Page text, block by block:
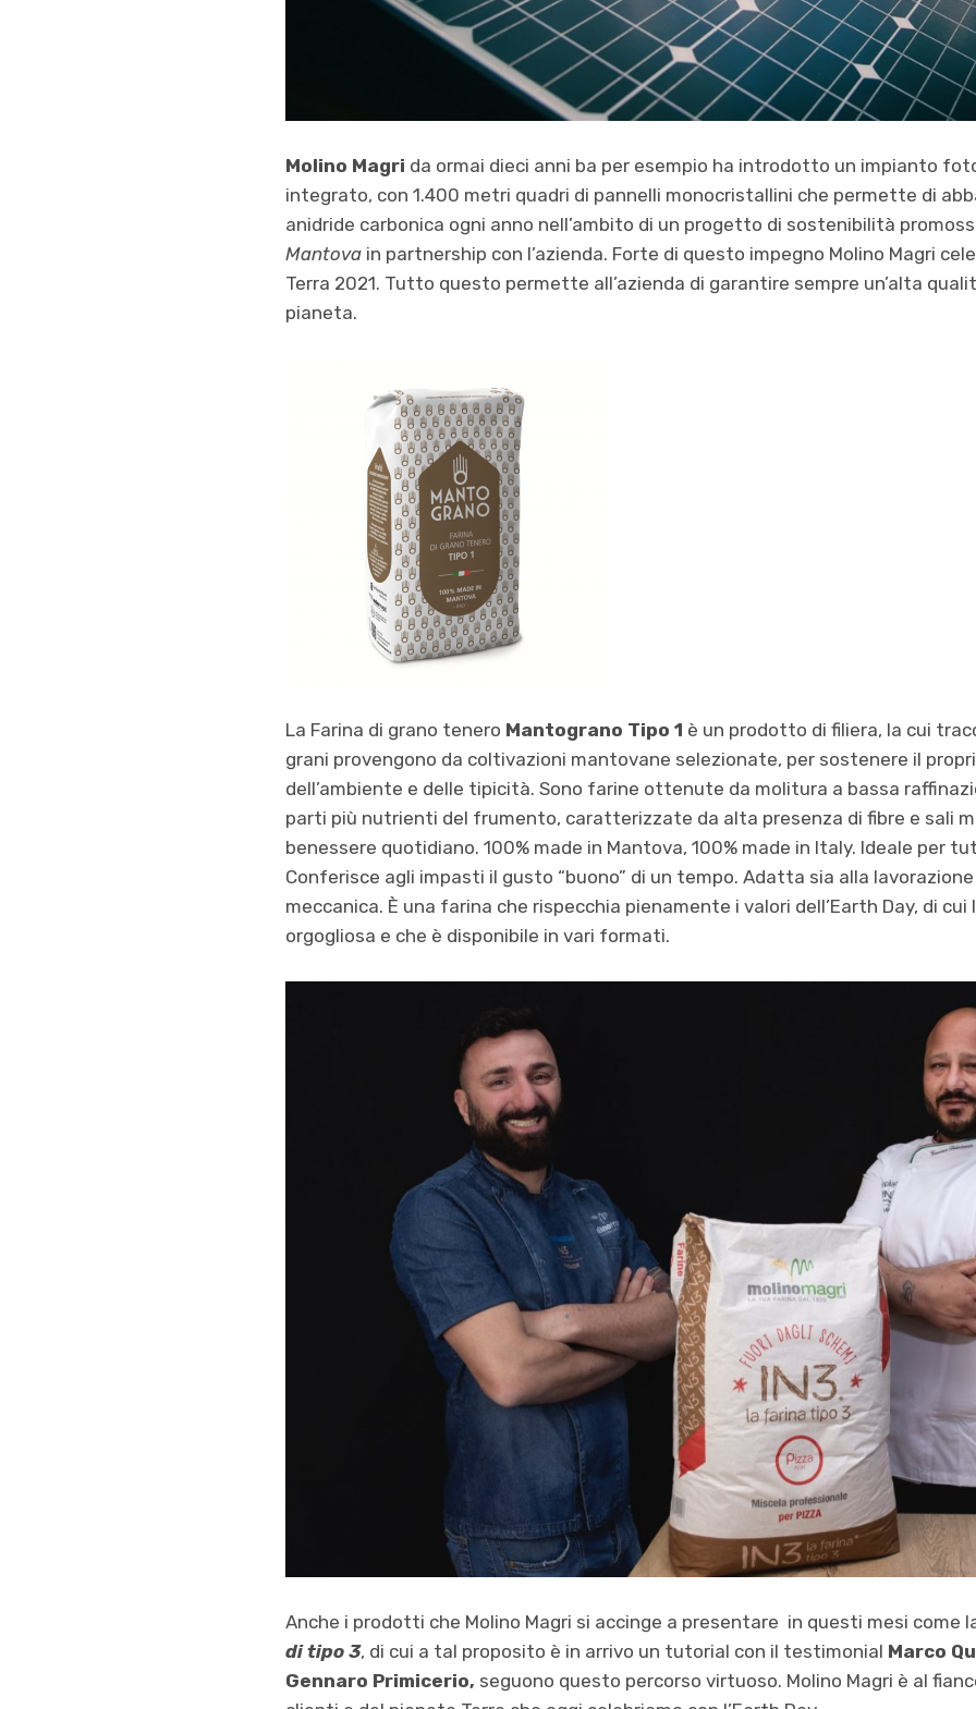
Molino Magri da ormai dieci anni ba per esempio ha introdotto un impianto
integrato, con 1.400 metri quadri di pannelli monocristallini che permette di
anidride carbonica ogni anno nell’ambito di un progetto di sostenibilità
Mantova in partnership con l’azienda. Forte di questo impegno Molino Magri
Terra 2021. Tutto questo permette all’azienda di garantire sempre un’alta
pianeta.
La Farina di grano tenero Mantograno Tipo 1 è un prodotto di filiera, la cui
grani provengono da coltivazioni mantovane selezionate, per sostenere il
dell’ambiente e delle tipicità. Sono farine ottenute da molitura a bassa
parti più nutrienti del frumento, caratterizzate da alta presenza di fibre e sali
benessere quotidiano. 100% made in Mantova, 100% made in Italy. Ideale per
Conferisce agli impasti il gusto “buono” di un tempo. Adatta sia alla
meccanica. È una farina che rispecchia pienamente i valori dell’Earth Day, di cui
orgogliosa e che è disponibile in vari formati.
Anche i prodotti che Molino Magri si accinge a presentare in questi mesi come
di tipo 3, di cui a tal proposito è in arrivo un tutorial con il testimonial Marco
Gennaro Primicerio, seguono questo percorso virtuoso. Molino Magri è al